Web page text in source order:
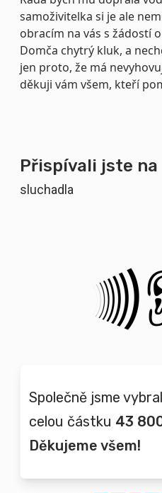
Přispívali jste na
sluchadla
Společně jsme
celou částku 43
Děkujeme všem!
samoživitelka si je ale
obracím na vás s žádostí
Domča chytrý kluk, a
jen proto, že má
děkuji vám všem, kteří